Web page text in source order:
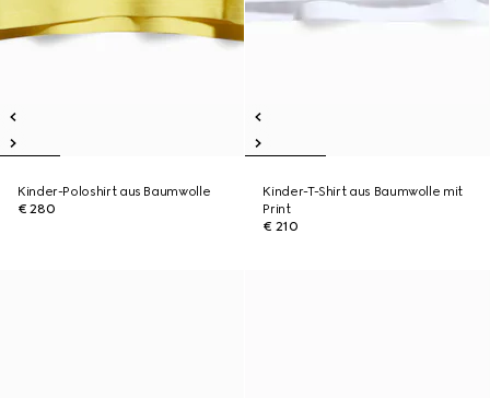
Kinder-Poloshirt aus Baumwolle
€ 280
Kinder-T-Shirt aus Baumwolle mit
Print
€ 210